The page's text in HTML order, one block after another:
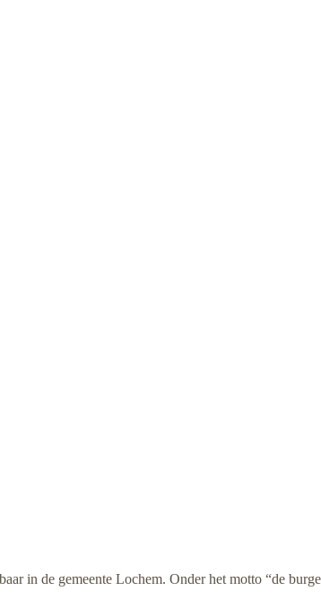
in de gemeente Lochem. Onder het motto “de